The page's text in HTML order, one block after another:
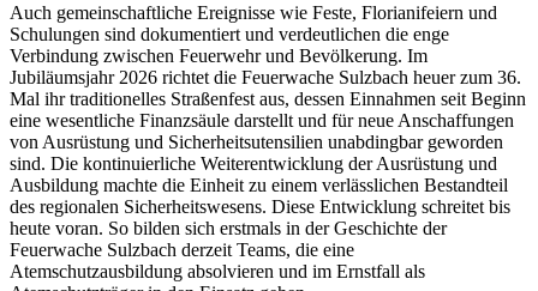
Auch gemeinschaftliche Ereignisse wie Feste, Florianifeiern und
Schulungen sind dokumentiert und verdeutlichen die enge
Verbindung zwischen Feuerwehr und Bevölkerung. Im
Jubiläumsjahr 2026 richtet die Feuerwache Sulzbach heuer zum 36.
Mal ihr traditionelles Straßenfest aus, dessen Einnahmen seit Beginn
eine wesentliche Finanzsäule darstellt und für neue Anschaffungen
von Ausrüstung und Sicherheitsutensilien unabdingbar geworden
sind. Die kontinuierliche Weiterentwicklung der Ausrüstung und
Ausbildung machte die Einheit zu einem verlässlichen Bestandteil
des regionalen Sicherheitswesens. Diese Entwicklung schreitet bis
heute voran. So bilden sich erstmals in der Geschichte der
Feuerwache Sulzbach derzeit Teams, die eine
Atemschutzausbildung absolvieren und im Ernstfall als